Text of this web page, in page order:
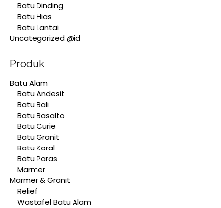
Batu Dinding
Batu Hias
Batu Lantai
Uncategorized @id
Produk
Batu Alam
Batu Andesit
Batu Bali
Batu Basalto
Batu Curie
Batu Granit
Batu Koral
Batu Paras
Marmer
Marmer & Granit
Relief
Wastafel Batu Alam